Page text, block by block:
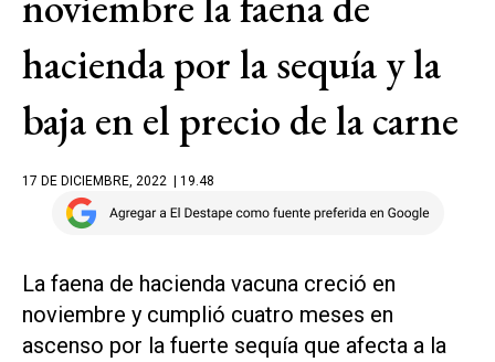
hacienda por la sequía y la
baja en el precio de la carne
17 DE DICIEMBRE, 2022 | 19.48
La faena de hacienda vacuna creció en
noviembre y cumplió cuatro meses en
ascenso por la fuerte sequía que afecta a la